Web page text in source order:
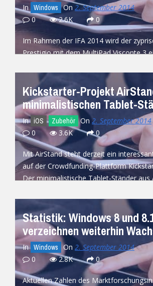
In Windows On 2. September 2014
0
2.6K 0
Im Rahmen der IFA 2014 wird der
Prestigio mit dem MultiPad Visconte 3
READ MORE
Kickstarter-Projekt
minimalistischen Tablet-
In iOS Zubehör On2. September 2014
0
3.6K 0
Mit AirStand steht derzeit ein
auf der Crowdfunding-Plattform
Der minimalistische Tablet-Ständer aus
READ MORE
Statistik: Windows 8 und
verzeichnen weiterhin
In Windows On 2. September 2014
0
2.8K 0
Aktuellen Zahlen des